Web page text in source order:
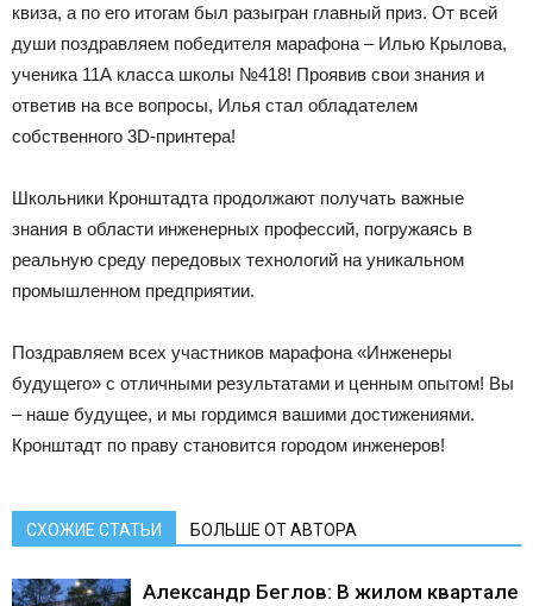
квиза, а по его итогам был разыгран главный приз. От всей
души поздравляем победителя марафона – Илью Крылова,
ученика 11А класса школы №418! Проявив свои знания и
ответив на все вопросы, Илья стал обладателем
собственного 3D-принтера!
Школьники Кронштадта продолжают получать важные
знания в области инженерных профессий, погружаясь в
реальную среду передовых технологий на уникальном
промышленном предприятии.
Поздравляем всех участников марафона «Инженеры
будущего» с отличными результатами и ценным опытом! Вы
– наше будущее, и мы гордимся вашими достижениями.
Кронштадт по праву становится городом инженеров!
СХОЖИЕ СТАТЬИ БОЛЬШЕ ОТ АВТОРА
Александр Беглов: В жилом квартале